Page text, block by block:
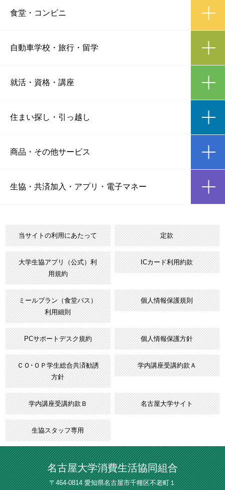
食堂 ・ コンビニ
自動車学校 ・ 旅行・留学
就活・資格 ・ 講座
住まい探し ・ 引っ越し
商品 ・ その他サービス
生協・共済加入 ・ アプリ・電子マネー
当サイトの利用にあたって 定款
大学生協アプリ（公式）利
用規約
ICカード利用約款
ミールプラン（食堂パス）
利用細則
個人情報保護規則
PCサポートデスク規約 個人情報保護方針
ＣＯ･ＯＰ学生総合共済勧誘
方針
学内講座受講約款Ａ
学内講座受講約款Ｂ 名古屋大学サイト
生協スタッフ専用
名古屋大学消費生活協同組合
〒464-0814 愛知県名古屋市千種区不老町１